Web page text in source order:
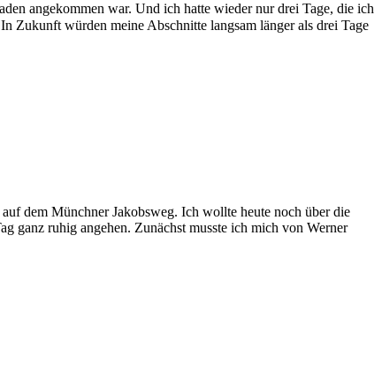
angekommen war. Und ich hatte wieder nur drei Tage, die ich
Zukunft würden meine Abschnitte langsam länger als drei Tage
dem Münchner Jakobsweg. Ich wollte heute noch über die
ganz ruhig angehen. Zunächst musste ich mich von Werner